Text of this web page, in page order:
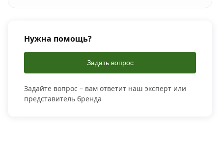
Нужна помощь?
Задать вопрос
Задайте вопрос – вам ответит наш эксперт или
представитель бренда